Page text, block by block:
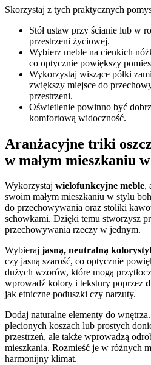
Skorzystaj z tych praktycznych
Stół ustaw przy ścianie lub w
przestrzeni życiowej.
Wybierz meble na cienkich
co optycznie powiększy
Wykorzystaj wiszące półki
zwiększy miejsce do
przestrzeni.
Oświetlenie powinno być
komfortową widoczność.
Aranżacyjne triki
w małym mieszkaniu
Wykorzystaj wielofunkcyjne meble,
swoim małym mieszkaniu w stylu
do przechowywania oraz stoliki
schowkami. Dzięki temu stworzysz
przechowywania rzeczy w jednym.
Wybieraj jasną, neutralną
czy jasną szarość, co optycznie
dużych wzorów, które mogą
wprowadź kolory i tekstury poprzez
jak etniczne poduszki czy narzuty.
Dodaj naturalne elementy do
plecionych koszach lub prostych
przestrzeń, ale także wprowadzą
mieszkania. Rozmieść je w różnych
harmonijny klimat.